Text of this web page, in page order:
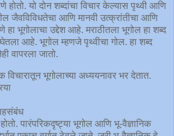
होतो. यो दोन शब्दांचा विचार केल्यास पृथ्वी आणि
जैवविविधतेचा आणि मानवी उत्क्रांतीचा आणि
हा भूगोलाचा उद्देश आहे. मराठीतला भूगोल हा शब्द
आहे. भूगोल म्हणजे पृथ्वीचा गोल. हा शब्द
वापरला जातो.
विचारातून भूगोलाच्या अध्ययनावर भर देतात.
पारंपरिकदृष्ट्या भूगोल आणि भू-वैज्ञानिक